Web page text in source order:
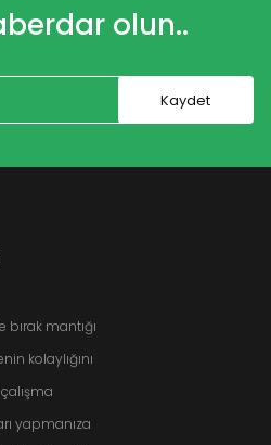
olun..
bırak mantığı
kolaylığını
yapmanıza